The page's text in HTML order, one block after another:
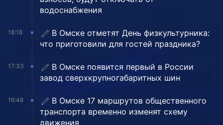
водоснабжения
18:18
В Омске отметят День физкультурника:
что приготовили для гостей праздника?
17:33
В Омске появится первый в России
завод сверхкрупногабаритных шин
16:48
В Омске 17 маршрутов общественного
транспорта временно изменят схему
движения